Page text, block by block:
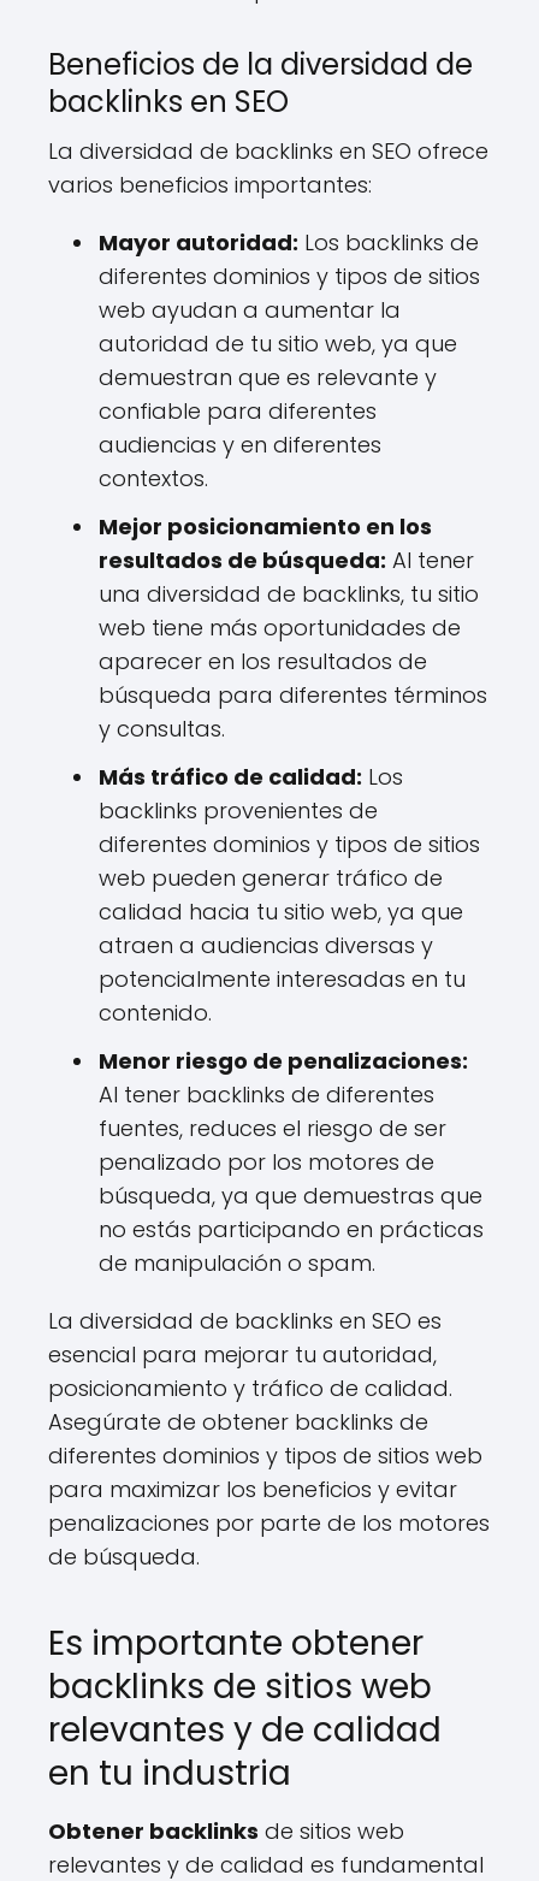
Beneficios de la diversidad de
backlinks en SEO
La diversidad de backlinks en SEO ofrece
varios beneficios importantes:
Mayor autoridad: Los backlinks de
diferentes dominios y tipos de sitios
web ayudan a aumentar la
autoridad de tu sitio web, ya que
demuestran que es relevante y
confiable para diferentes
audiencias y en diferentes
contextos.
Mejor posicionamiento en los
resultados de búsqueda: Al tener
una diversidad de backlinks, tu sitio
web tiene más oportunidades de
aparecer en los resultados de
búsqueda para diferentes términos
y consultas.
Más tráfico de calidad: Los
backlinks provenientes de
diferentes dominios y tipos de sitios
web pueden generar tráfico de
calidad hacia tu sitio web, ya que
atraen a audiencias diversas y
potencialmente interesadas en tu
contenido.
Menor riesgo de penalizaciones:
Al tener backlinks de diferentes
fuentes, reduces el riesgo de ser
penalizado por los motores de
búsqueda, ya que demuestras que
no estás participando en prácticas
de manipulación o spam.
La diversidad de backlinks en SEO es
esencial para mejorar tu autoridad,
posicionamiento y tráfico de calidad.
Asegúrate de obtener backlinks de
diferentes dominios y tipos de sitios web
para maximizar los beneficios y evitar
penalizaciones por parte de los motores
de búsqueda.
Es importante obtener
backlinks de sitios web
relevantes y de calidad
en tu industria
Obtener backlinks de sitios web
relevantes y de calidad es fundamental